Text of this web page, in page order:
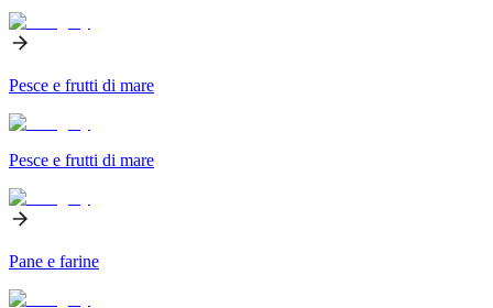
Pesce e frutti di mare
Pesce e frutti di mare
Pane e farine